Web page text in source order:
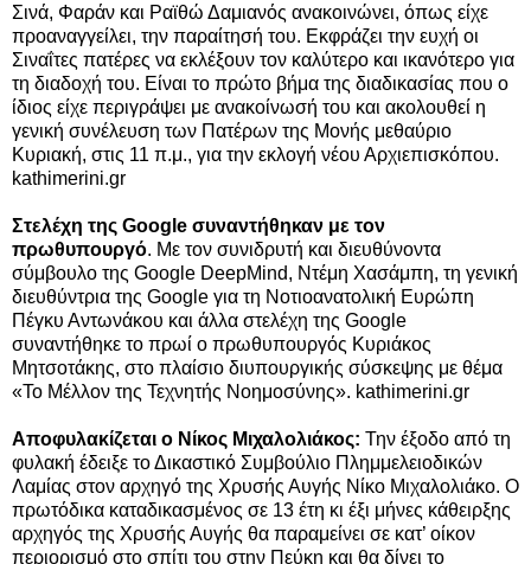
Σινά, Φαράν και Ραϊθώ Δαμιανός ανακοινώνει, όπως είχε
προαναγγείλει, την παραίτησή του. Εκφράζει την ευχή οι
Σιναΐτες πατέρες να εκλέξουν τον καλύτερο και ικανότερο για
τη διαδοχή του. Είναι το πρώτο βήμα της διαδικασίας που ο
ίδιος είχε περιγράψει με ανακοίνωσή του και ακολουθεί η
γενική συνέλευση των Πατέρων της Μονής μεθαύριο
Κυριακή, στις 11 π.μ., για την εκλογή νέου Αρχιεπισκόπου.
kathimerini.gr
Στελέχη της Google συναντήθηκαν με τον
πρωθυπουργό. Με τον συνιδρυτή και διευθύνοντα
σύμβουλο της Google DeepMind, Ντέμη Χασάμπη, τη γενική
διευθύντρια της Google για τη Νοτιοανατολική Ευρώπη
Πέγκυ Αντωνάκου και άλλα στελέχη της Google
συναντήθηκε το πρωί ο πρωθυπουργός Κυριάκος
Μητσοτάκης, στο πλαίσιο διυπουργικής σύσκεψης με θέμα
«Το Μέλλον της Τεχνητής Νοημοσύνης». kathimerini.gr
Αποφυλακίζεται ο Νίκος Μιχαλολιάκος: Την έξοδο από τη
φυλακή έδειξε το Δικαστικό Συμβούλιο Πλημμελειοδικών
Λαμίας στον αρχηγό της Χρυσής Αυγής Νίκο Μιχαλολιάκο. Ο
πρωτόδικα καταδικασμένος σε 13 έτη κι έξι μήνες κάθειρξης
αρχηγός της Χρυσής Αυγής θα παραμείνει σε κατ’ οίκον
περιορισμό στο σπίτι του στην Πεύκη και θα δίνει το